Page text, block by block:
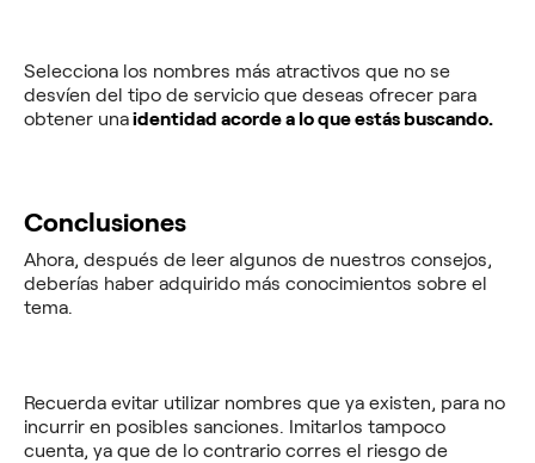
Selecciona los nombres más atractivos que no se
desvíen del tipo de servicio que deseas ofrecer para
obtener unaidentidad acorde a lo que estás buscando.
Conclusiones
Ahora, después de leer algunos de nuestros consejos,
deberías haber adquirido más conocimientos sobre el
tema.
Recuerda evitar utilizar nombres que ya existen, para no
incurrir en posibles sanciones. Imitarlos tampoco
cuenta, ya que de lo contrario corres el riesgo de